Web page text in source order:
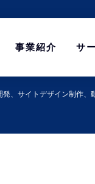
事業紹介 サ
、サイトデザイン制作